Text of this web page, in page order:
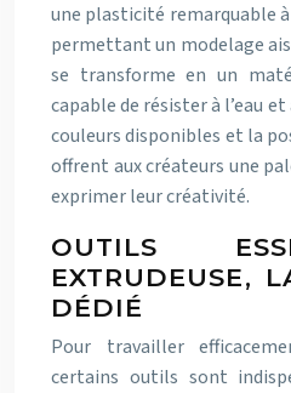
une plasticité remarquable
permettant un modelage
se transforme en un
capable de résister à l’eau et
couleurs disponibles et la
offrent aux créateurs une
exprimer leur créativité.
OUTILS
EXTRUDEUSE,
DÉDIÉ
Pour travailler
certains outils sont